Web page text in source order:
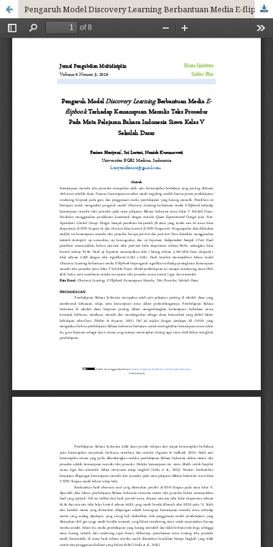
Pengaruh Model Discovery Learning Berbantuan Media E-flipbook Terhadap Kemampuan Menulis Teks Prosedur Pada Mata Pelajaran Bahasa Indonesia Siswa Kelas V Sekolah Dasar